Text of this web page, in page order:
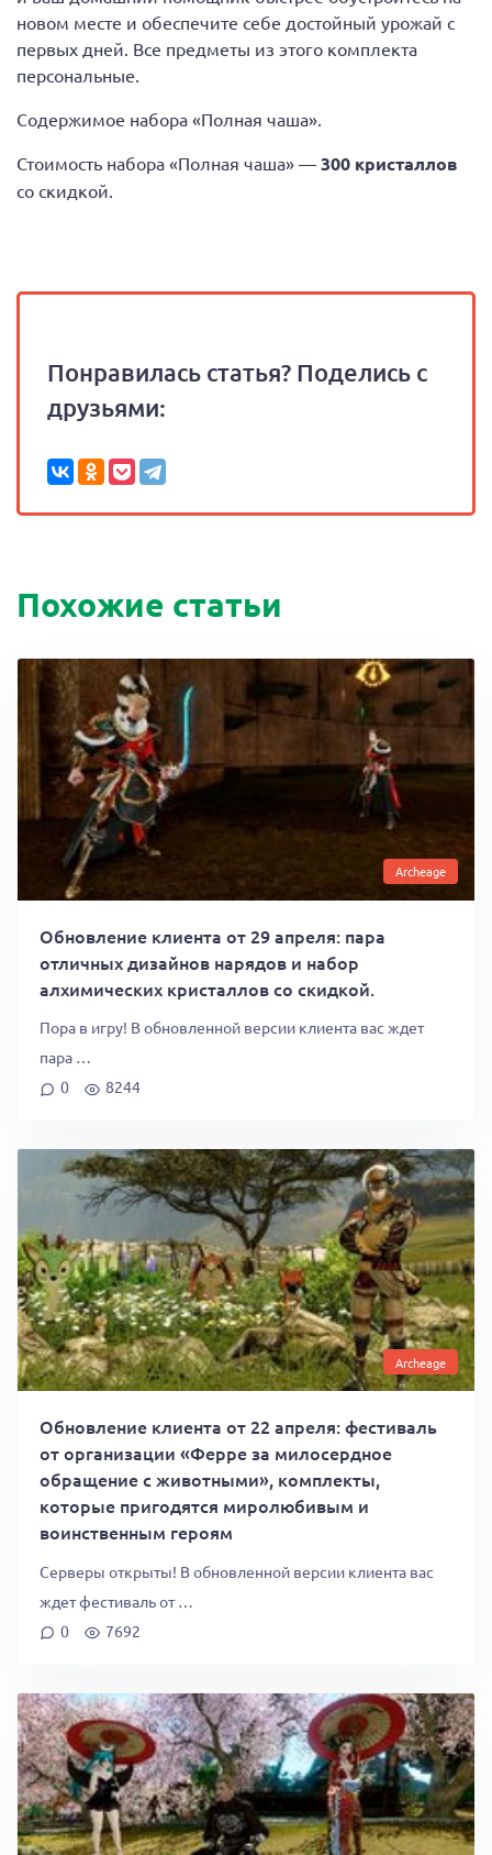
новом месте и обеспечите себе достойный урожай с
первых дней. Все предметы из этого комплекта
персональные.
Содержимое набора «Полная чаша».
Стоимость набора «Полная чаша» — 300 кристаллов
со скидкой.
Понравилась статья? Поделись с
друзьями:
Похожие статьи
Archeage
Обновление клиента от 29 апреля: пара
отличных дизайнов нарядов и набор
алхимических кристаллов со скидкой.
Пора в игру! В обновленной версии клиента вас ждет
пара …
0
8244
Archeage
Обновление клиента от 22 апреля: фестиваль
от организации «Ферре за милосердное
обращение с животными», комплекты,
которые пригодятся миролюбивым и
воинственным героям
Серверы открыты! В обновленной версии клиента вас
ждет фестиваль от …
0
7692